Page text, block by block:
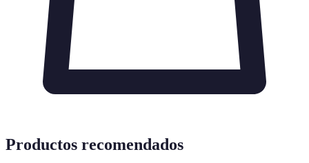
Productos recomendados